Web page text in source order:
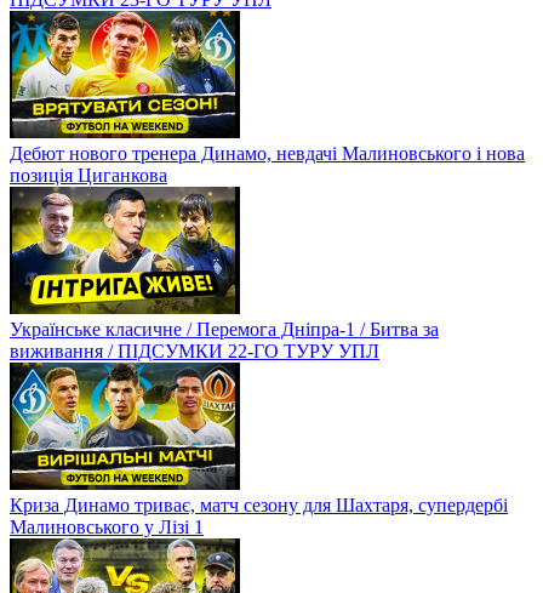
Дебют нового тренера Динамо, невдачі Малиновського і нова
позиція Циганкова
Українське класичне / Перемога Дніпра-1 / Битва за
виживання / ПІДСУМКИ 22-ГО ТУРУ УПЛ
Криза Динамо триває, матч сезону для Шахтаря, супердербі
Малиновського у Лізі 1